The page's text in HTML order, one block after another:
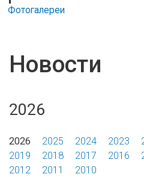
Фотогалереи
Новости
2026
2026 2025 2024 2023
2019
2018 2017 2016
2012
2011 2010